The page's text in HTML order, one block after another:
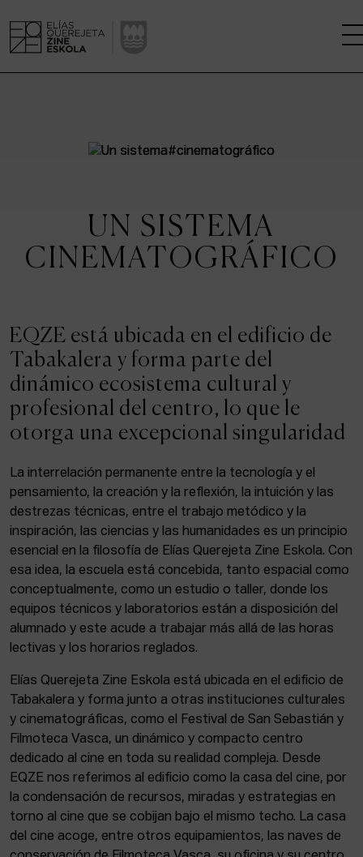
CENTRO DE INVESTIGACIÓN
KINOFABRIKA
LA CASA DEL CINE
ACTUALIDAD
Admisión
Intranet
Facebook Equis Instagram
© Elías Querejeta Zine Eskola 2026
Tabakalera · Andre zigarrogileak plaza, 1
20012 Donostia / San Sebastián
T. 0034 943 545 005
E. info@zine-eskola.eus
UN SISTEMA
CINEMATOGRÁFICO
EQZE está ubicada en el edificio de
Tabakalera y forma parte del
dinámico ecosistema cultural y
profesional del centro, lo que le
otorga una excepcional singularidad
La interrelación permanente entre la tecnología y el
pensamiento, la creación y la reflexión, la intuición y las
destrezas técnicas, entre el trabajo metódico y la
inspiración, las ciencias y las humanidades es un principio
esencial en la filosofía de Elías Querejeta Zine Eskola. Con
esa idea, la escuela está concebida, tanto espacial como
conceptualmente, como un estudio o taller, donde los
equipos técnicos y laboratorios están a disposición del
alumnado y este acude a trabajar más allá de las horas
lectivas y los horarios reglados.
Elías Querejeta Zine Eskola está ubicada en el edificio de
Tabakalera y forma junto a otras instituciones culturales
y cinematográficas, como el Festival de San Sebastián y
Filmoteca Vasca, un dinámico y compacto centro
dedicado al cine en toda su realidad compleja. Desde
EQZE nos referimos al edificio como la casa del cine, por
la condensación de recursos, miradas y estrategias en
torno al cine que se cobijan bajo el mismo techo. La casa
del cine acoge, entre otros equipamientos, las naves de